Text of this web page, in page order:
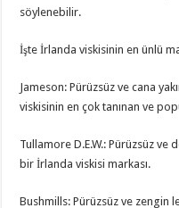
söylenebilir.
İşte İrlanda viskisinin en ünlü
Jameson: Pürüzsüz ve cana
viskisinin en çok tanınan ve
Tullamore D.E.W.: Pürüzsüz
bir İrlanda viskisi markası.
Bushmills: Pürüzsüz ve zengin